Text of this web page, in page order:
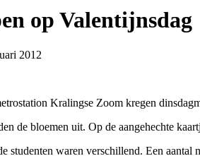
op Valentijnsdag
2012
Kralingse Zoom kregen
de bloemen uit. Op de aangehechte
studenten waren verschillend. Een